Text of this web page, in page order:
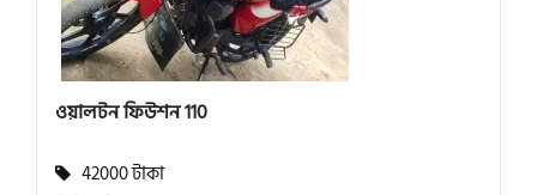
ওয়ালটন ফিউশন 110
42000 টাকা